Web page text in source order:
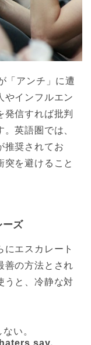
「アンチ」に遭
やインフルエン
信すれば批判
英語圏では、
推奨されてお
突を避けること
ーズ
エスカレート
善の方法とされ
うと、冷静な対
い。
say.